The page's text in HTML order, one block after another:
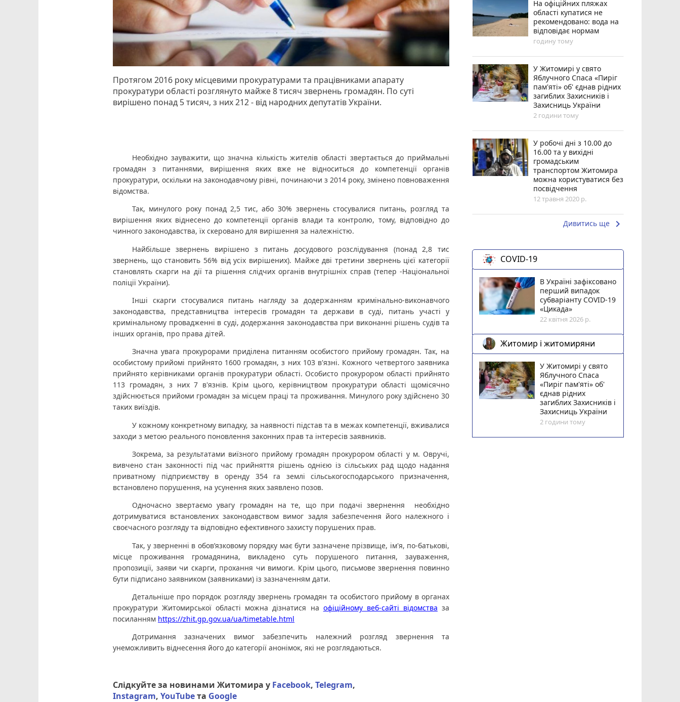
Протягом 2016 року місцевими прокуратурами та працівниками апарату
прокуратури області розглянуто майже 8 тисяч звернень громадян. По суті
вирішено понад 5 тисяч, з них 212 - від народних депутатів України.
Необхідно зауважити, що значна кількість жителів області звертається до приймальні
громадян з питаннями, вирішення яких вже не відноситься до компетенції органів
прокуратури, оскільки на законодавчому рівні, починаючи з 2014 року, змінено повноваження
відомства.
Так, минулого року понад 2,5 тис, або 30% звернень стосувалися питань, розгляд та
вирішення яких віднесено до компетенції органів влади та контролю, тому, відповідно до
чинного законодавства, їх скеровано для вирішення за належністю.
Найбільше звернень вирішено з питань досудового розслідування (понад 2,8 тис
звернень, що становить 56% від усіх вирішених). Майже дві третини звернень цієї категорії
становлять скарги на дії та рішення слідчих органів внутрішніх справ (тепер -Національної
поліції України).
Інші скарги стосувалися питань нагляду за додержанням кримінально-виконавчого
законодавства, представництва інтересів громадян та держави в суді, питань участі у
кримінальному провадженні в суді, додержання законодавства при виконанні рішень судів та
інших органів, про права дітей.
Значна увага прокурорами приділена питанням особистого прийому громадян. Так, на
особистому прийомі прийнято 1600 громадян, з них 103 в'язні. Кожного четвертого заявника
прийнято керівниками органів прокуратури області. Особисто прокурором області прийнято
113 громадян, з них 7 в'язнів. Крім цього, керівництвом прокуратури області щомісячно
здійснюється прийоми громадян за місцем праці та проживання. Минулого року здійснено 30
таких виїздів.
У кожному конкретному випадку, за наявності підстав та в межах компетенції, вживалися
заходи з метою реального поновлення законних прав та інтересів заявників.
Зокрема, за результатами виїзного прийому громадян прокурором області у м. Овручі,
вивчено стан законності під час прийняття рішень однією із сільських рад щодо надання
приватному підприємству в оренду 354 га землі сільськогосподарського призначення,
встановлено порушення, на усунення яких заявлено позов.
Одночасно звертаємо увагу громадян на те, що при подачі звернення  необхідно
дотримуватися встановлених законодавством вимог задля забезпечення його належного і
своєчасного розгляду та відповідно ефективного захисту порушених прав.
Так, у зверненні в обов’язковому порядку має бути зазначене прізвище, ім'я, по-батькові,
місце проживання громадянина, викладено суть порушеного питання, зауваження,
пропозиції, заяви чи скарги, прохання чи вимоги. Крім цього, письмове звернення повинно
бути підписано заявником (заявниками) із зазначенням дати.
Детальніше про порядок розгляду звернень громадян та особистого прийому в органах
прокуратури Житомирської області можна дізнатися на офіційному веб-сайті відомства за
посиланням https://zhit.gp.gov.ua/ua/timetable.html
Дотримання зазначених вимог забезпечить належний розгляд звернення та
унеможливить віднесення його до категорії анонімок, які не розглядаються.
Слідкуйте за новинами Житомира у Facebook,Telegram,
Instagram,YouTubeта Google
На офіційних пляжах
області купатися не
рекомендовано: вода на
відповідає нормам
годину тому
У Житомирі у свято
Яблучного Спаса «Пиріг
пам'яті» об' єднав рідних
загиблих Захисників і
Захисниць України
2 години тому
У робочі дні з 10.00 до
16.00 та у вихідні
громадським
транспортом Житомира
можна користуватися без
посвідчення
12 травня 2020 р.
Дивитись ще keyboard_arrow_right
COVID-19
В Україні зафіксовано
перший випадок
субваріанту COVID-19
«Цикада»
22 квітня 2026 р.
Житомир і житомиряни
У Житомирі у свято
Яблучного Спаса
«Пиріг пам'яті» об'
єднав рідних
загиблих Захисників і
Захисниць України
2 години тому